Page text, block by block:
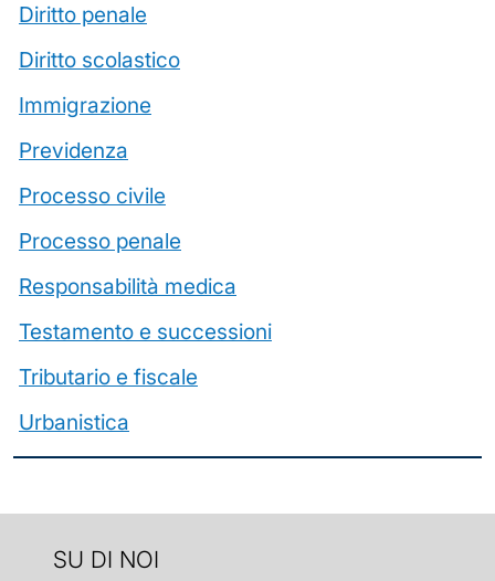
Diritto penale
Diritto scolastico
Immigrazione
Previdenza
Processo civile
Processo penale
Responsabilità medica
Testamento e successioni
Tributario e fiscale
Urbanistica
SU DI NOI